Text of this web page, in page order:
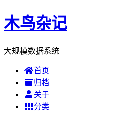
木鸟杂记
大规模数据系统
首页
归档
关于
分类